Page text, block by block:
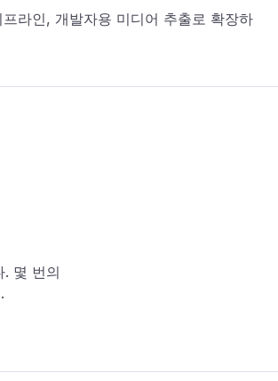
라인, 개발자용 미디어 추출로 확장하
몇 번의